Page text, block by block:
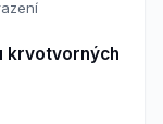
krvotvorných